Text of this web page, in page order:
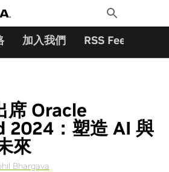
Toggle
Search
加入我們 RSS Feeds
席 Oracle
2024：塑造 AI 與
來
Bhargava